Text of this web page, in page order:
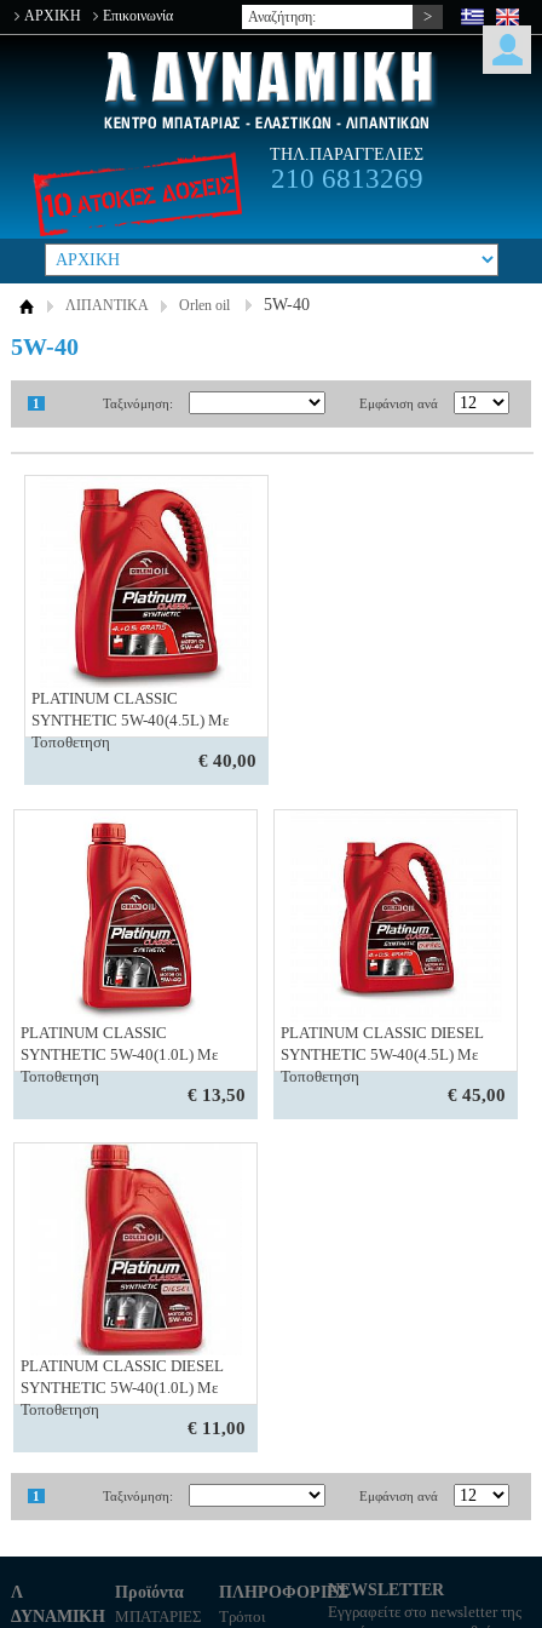
ΑΡΧΙΚΗ Επικοινωνία
ΤΗΛ.ΠΑΡΑΓΓΕΛΙΕΣ
210 6813269
ΛΙΠΑΝΤΙΚΑ Orlen oil 5W-40
5W-40
1 Εμφάνιση ανά
Ταξινόμηση:
PLATINUM CLASSIC
SYNTHETIC 5W-40(4.5L) Με
Τοποθετηση
€ 40,00
PLATINUM CLASSIC
SYNTHETIC 5W-40(1.0L) Με
Τοποθετηση
€ 13,50
PLATINUM CLASSIC DIESEL
SYNTHETIC 5W-40(4.5L) Με
Τοποθετηση
€ 45,00
PLATINUM CLASSIC DIESEL
SYNTHETIC 5W-40(1.0L) Με
Τοποθετηση
€ 11,00
1 Εμφάνιση ανά
Ταξινόμηση:
Λ
ΔΥΝΑΜΙΚΗ
Προϊόντα
ΜΠΑΤΑΡΙΕΣ
ΠΛΗΡΟΦΟΡΙΕΣ
Τρόποι
NEWSLETTER
Εγγραφείτε στο newsletter της